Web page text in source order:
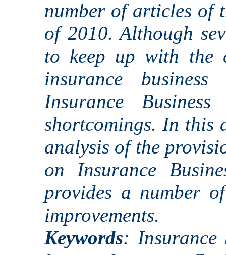
number of articles of
of 2010. Although
to keep up with the
insurance
Insurance
shortcomings. In this
analysis of the
on Insurance
provides a number
improvements.
Keywords: Insurance